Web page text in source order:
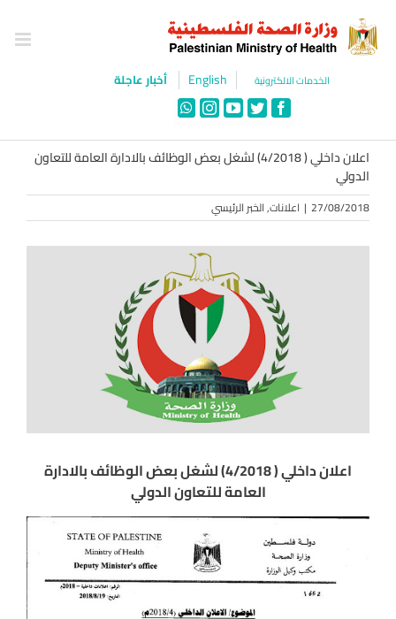
content
الخدمات الالكترونية English أخبار عاجلة
Facebook
Twitter
YouTube
Instagram
WhatsApp
اعلان داخلي ( 4/2018) لشغل بعض الوظائف بالادارة العامة للتعاون
الدولي
27/08/2018
| اعلانات,الخبر الرئيسي
اعلان داخلي ( 4/2018) لشغل بعض الوظائف بالادارة
العامة للتعاون الدولي